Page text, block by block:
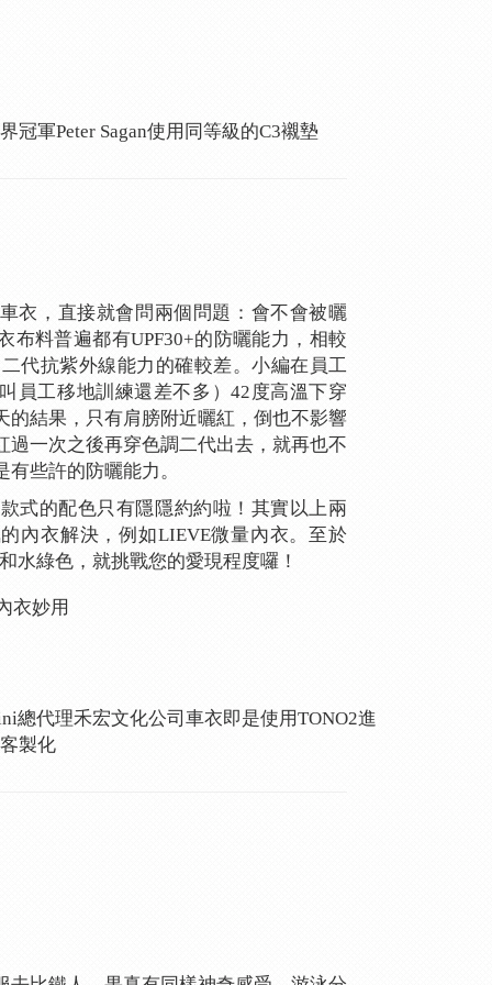
冠軍Peter Sagan使用同等級的C3襯墊
衣，直接就會問兩個問題：會不會被曬
布料普遍都有UPF30+的防曬能力，相較
代抗紫外線能力的確較差。小編在員工
員工移地訓練還差不多）42度高溫下穿
的結果，只有肩膀附近曬紅，倒也不影響
過一次之後再穿色調二代出去，就再也不
些許的防曬能力。
式的配色只有隱隱約約啦！其實以上兩
內衣解決，例如LIEVE微量內衣。至於
水綠色，就挑戰您的愛現程度囉！
衣妙用
總代理禾宏文化公司車衣即是使用TONO2進
製化